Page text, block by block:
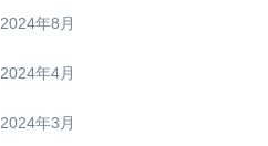
2024年8月
2024年4月
2024年3月